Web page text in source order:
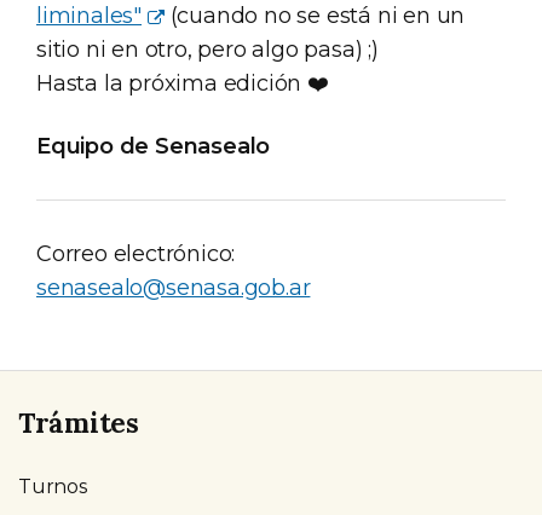
liminales"
(cuando no se está ni en un
sitio ni en otro, pero algo pasa) ;)
Hasta la próxima edición ❤️
Equipo de Senasealo
Correo electrónico:
senasealo@senasa.gob.ar
Trámites
Turnos